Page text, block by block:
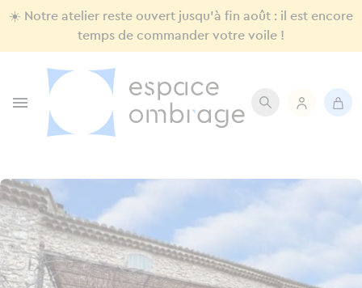
☀️ Notre atelier reste ouvert jusqu'à fin août : il est encore
temps de commander votre voile !
